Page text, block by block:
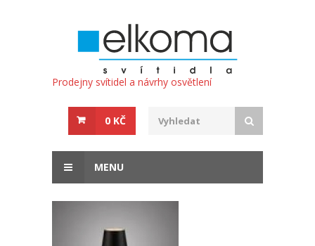
Prodejny svítidel a návrhy osvětlení
0 KČ
MENU